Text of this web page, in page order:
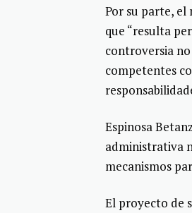
Por su parte,
que “resulta
controversia
competentes
Espinosa
administrativa
mecanismos
El proyecto de